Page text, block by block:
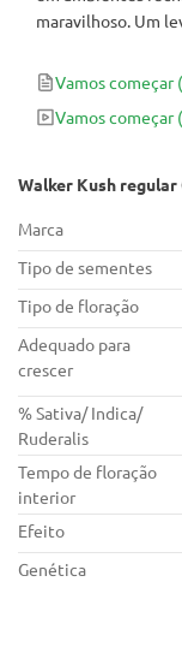
maravilhoso. Um
aroma de limão, é
Kush. Um “feliz”,
excelente fumo
estruturados
Vamos começar
Vamos começar
Walker Kush
Marca
Tipo de sementes
Tipo de floração
Adequado para
crescer
% Sativa/ Indica/
Ruderalis
Tempo de floração
interior
Efeito
Genética